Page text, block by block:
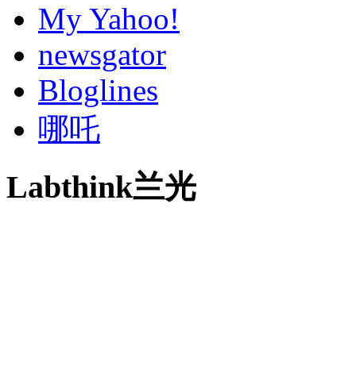
My Yahoo!
newsgator
Bloglines
哪吒
Labthink兰光